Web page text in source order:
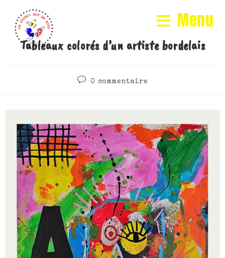
Menu
Tableaux colorés d’un artiste bordelais
0 commentaire